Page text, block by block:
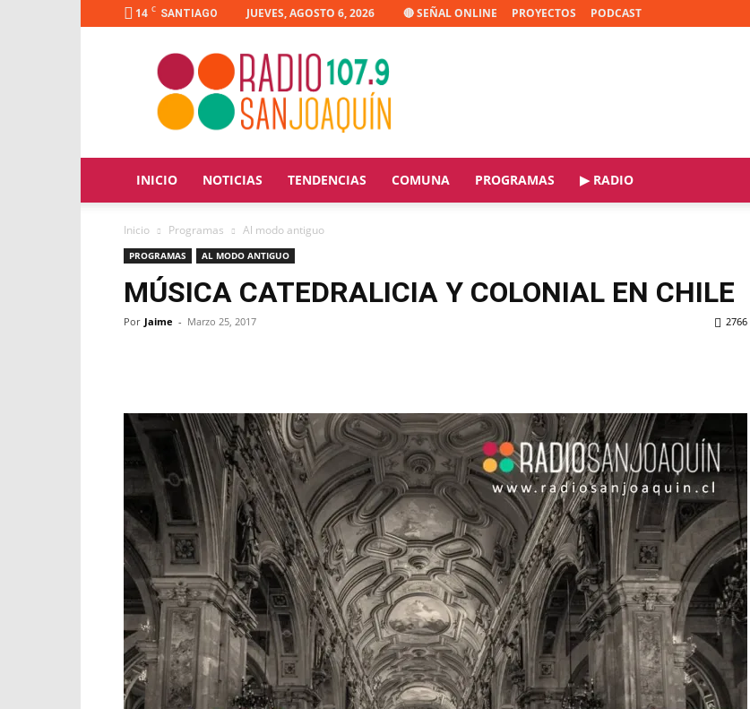
14 C SANTIAGO JUEVES, AGOSTO 6, 2026 🔴 SEÑAL ONLINE PROYECTOS PODCAST
Radio
Joaquín
INICIO NOTICIAS TENDENCIAS COMUNA PROGRAMAS ▶ RADIO
Inicio Programas Al modo antiguo
PROGRAMAS AL MODO ANTIGUO
MÚSICA CATEDRALICIA Y COLONIAL EN CHILE
Por Jaime - Marzo 25, 2017 2766